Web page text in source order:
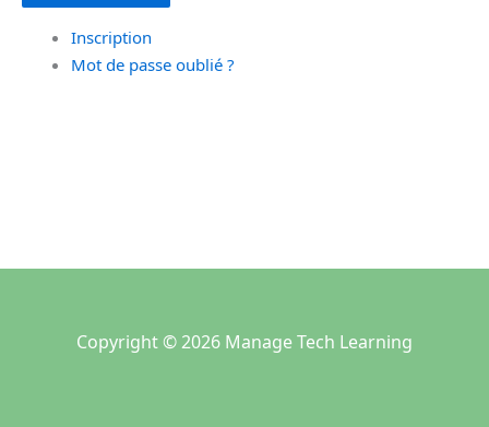
Inscription
Mot de passe oublié ?
Copyright © 2026 Manage Tech Learning